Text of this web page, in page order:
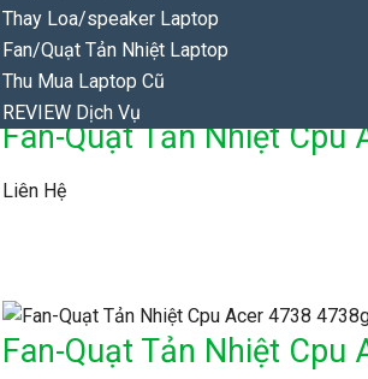
Thay Loa/speaker Laptop
Fan/Quạt Tản Nhiệt Laptop
Thu Mua Laptop Cũ
REVIEW Dịch Vụ
Sản phẩm tương tự
Fan-Quạt Tản Nhiệt Cpu
Liên Hệ
Fan-Quạt Tản Nhiệt Cpu